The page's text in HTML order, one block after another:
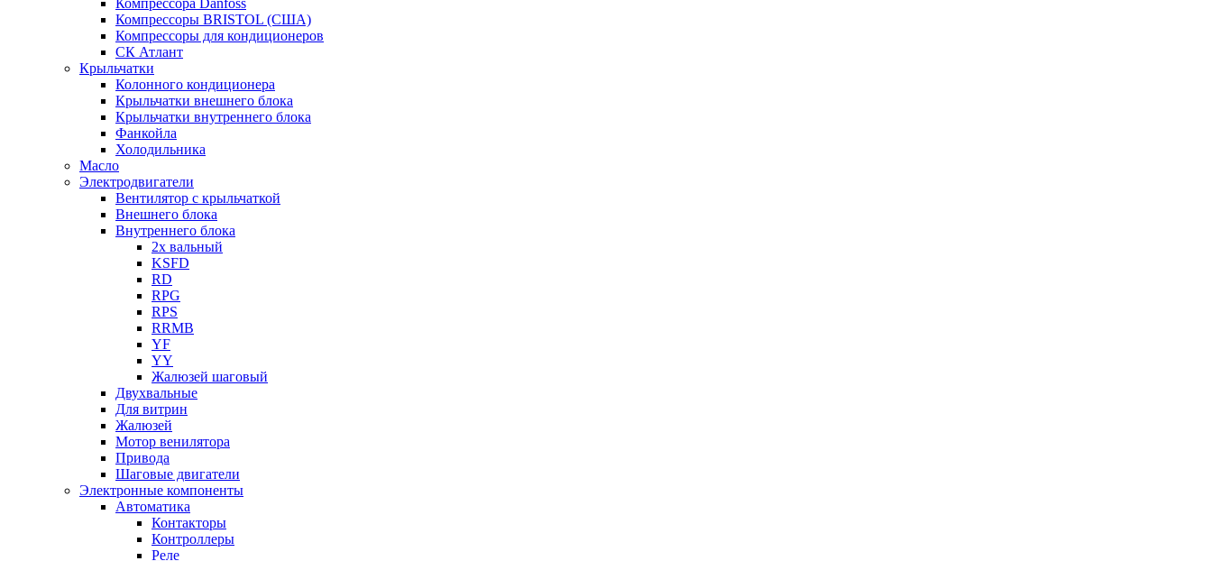
Компрессора Danfoss
Компрессоры BRISTOL (США)
Компрессоры для кондиционеров
СК Атлант
Крыльчатки
Колонного кондиционера
Крыльчатки внешнего блока
Крыльчатки внутреннего блока
Фанкойла
Холодильника
Масло
Электродвигатели
Вентилятор с крыльчаткой
Внешнего блока
Внутреннего блока
2х вальный
KSFD
RD
RPG
RPS
RRMB
YF
YY
Жалюзей шаговый
Двухвальные
Для витрин
Жалюзей
Мотор венилятора
Привода
Шаговые двигатели
Электронные компоненты
Автоматика
Контакторы
Контроллеры
Реле